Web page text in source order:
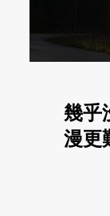
幾乎
漫更